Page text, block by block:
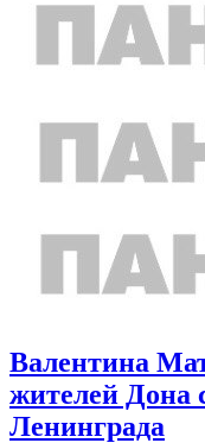
Валентина
жителей Дона
Ленинграда